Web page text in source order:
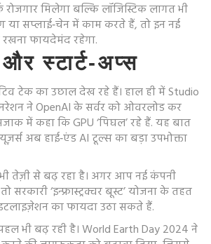
रोजगार मिलेगा बल्कि लॉजिस्टिक लागत भी
या सप्लाई‑चेन में काम करते हैं, तो इन नई
फायदेमंद रहेगा.
स्टार्ट‑अप्स
टेक का उछाल देख रहे हैं। हाल ही में Studio
ने OpenAI के सर्वर को ओवरलोड कर
में कहा कि GPU ‘पिघल’ रहे हैं. यह बात
अब हाई‑एंड AI टूल्स का बड़ा उपभोक्ता
भी तेज़ी से बढ़ रहा है। अगर आप नई कंपनी
‘इन्फ्रास्ट्रक्चर बूस्ट’ योजना के तहत
का फायदा उठा सकते हैं.
भी बढ़ रही है। World Earth Day 2024 ने